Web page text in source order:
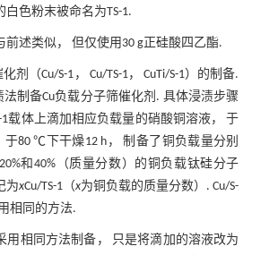
白色粉末被命名为TS-1.
前述类似， 但仅使用30 g正硅酸四乙酯.
剂（Cu/S-1， Cu/TS-1， CuTi/S-1）的制备.
制备Cu负载分子筛催化剂. 具体浸渍步骤
1载体上滴加相应负载量的硝酸铜溶液， 于
于80 ℃下干燥12 h， 制备了铜负载量分别
和40%（质量分数）的铜负载钛硅分子
为xCu/TS-1（x为铜负载的质量分数）. Cu/S-
相同的方法.
用相同方法制备， 只是将滴加的溶液改为